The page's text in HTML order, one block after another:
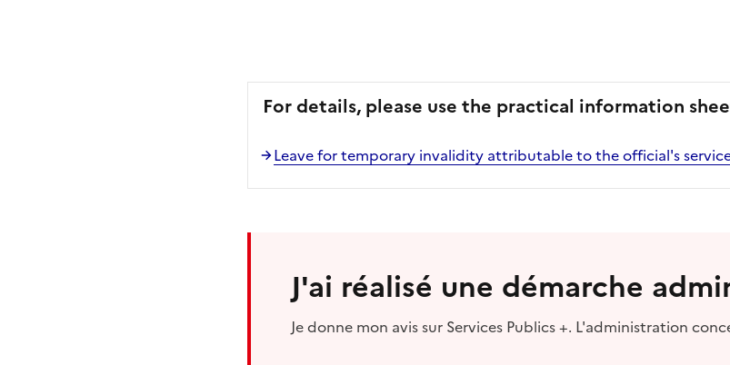
For details, please use the practical information
Leave for temporary invalidity attributable to the official's
J'ai réalisé une démarche
Je donne mon avis sur Services Publics +. L'administration